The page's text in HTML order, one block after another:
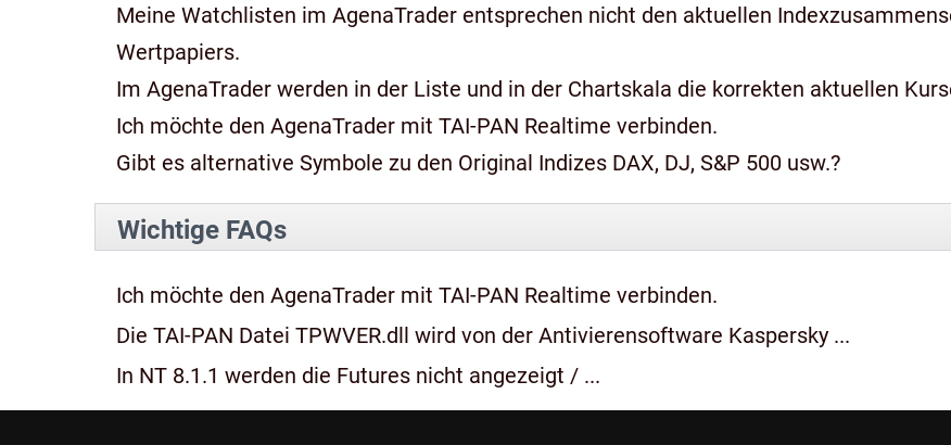
Meine Watchlisten im AgenaTrader entsprechen nicht den aktuellen
Wertpapiers.
Im AgenaTrader werden in der Liste und in der Chartskala die korrekten aktuellen
Ich möchte den AgenaTrader mit TAI-PAN Realtime verbinden.
Gibt es alternative Symbole zu den Original Indizes DAX, DJ, S&P 500 usw.?
Wichtige FAQs
Ich möchte den AgenaTrader mit TAI-PAN Realtime verbinden.
Die TAI-PAN Datei TPWVER.dll wird von der Antivierensoftware Kaspersky ...
In NT 8.1.1 werden die Futures nicht angezeigt / ...